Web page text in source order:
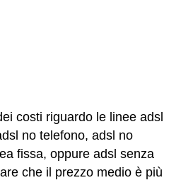
costi riguardo le linee adsl
no telefono, adsl no
fissa, oppure adsl senza
che il prezzo medio è più